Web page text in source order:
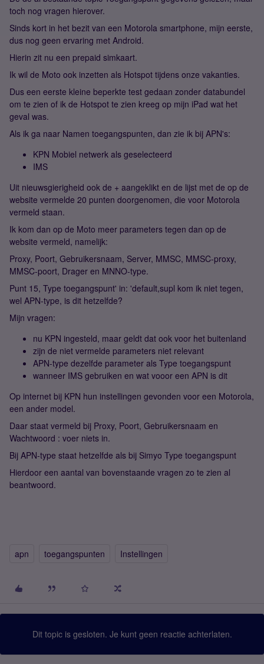
toch nog vragen hierover.
Sinds kort in het bezit van een Motorola smartphone, mijn eerste,
dus nog geen ervaring met Android.
Hierin zit nu een prepaid simkaart.
Ik wil de Moto ook inzetten als Hotspot tijdens onze vakanties.
Dus een eerste kleine beperkte test gedaan zonder databundel
om te zien of ik de Hotspot te zien kreeg op mijn iPad wat het
geval was.
Als ik ga naar Namen toegangspunten, dan zie ik bij APN's:
KPN Mobiel netwerk als geselecteerd
IMS
Uit nieuwsgierigheid ook de + aangeklikt en de lijst met de op de
website vermelde 20 punten doorgenomen, die voor Motorola
vermeld staan.
Ik kom dan op de Moto meer parameters tegen dan op de
website vermeld, namelijk:
Proxy, Poort, Gebruikersnaam, Server, MMSC, MMSC-proxy,
MMSC-poort, Drager en MNNO-type.
Punt 15, Type toegangspunt' in: 'default,supl kom ik niet tegen,
wel APN-type, is dit hetzelfde?
Mijn vragen:
nu KPN ingesteld, maar geldt dat ook voor het buitenland
zijn de niet vermelde parameters niet relevant
APN-type dezelfde parameter als Type toegangspunt
wanneer IMS gebruiken en wat vooor een APN is dit
Op internet bij KPN hun instellingen gevonden voor een Motorola,
een ander model.
Daar staat vermeld bij Proxy, Poort, Gebruikersnaam en
Wachtwoord : voer niets in.
Bij APN-type staat hetzelfde als bij Simyo Type toegangspunt
Hierdoor een aantal van bovenstaande vragen zo te zien al
beantwoord.
apn toegangspunten Instellingen
Dit topic is gesloten. Je kunt geen reactie achterlaten.